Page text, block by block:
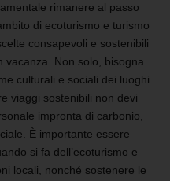
rimanere al passo
di ecoturismo e turismo
consapevoli e sostenibili
vacanza. Non solo, bisogna
culturali e sociali dei luoghi
viaggi sostenibili non devi
impronta di carbonio,
È importante essere
si fa dell’ecoturismo e
locali, nonché sostenere le